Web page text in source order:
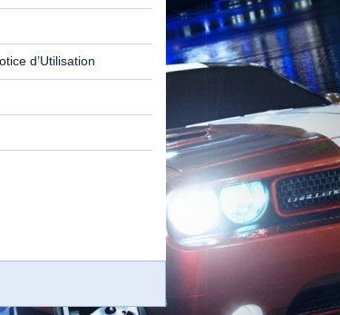
d’Utilisation